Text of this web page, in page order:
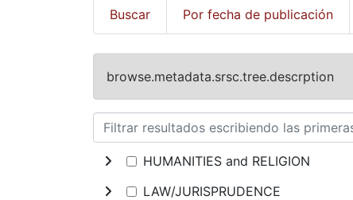
Buscar Por fecha de publicación
browse.metadata.srsc.tree.descrption
HUMANITIES and RELIGION
LAW/JURISPRUDENCE